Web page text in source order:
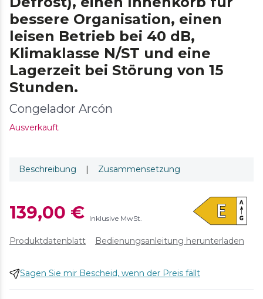
bessere Organisation, einen
leisen Betrieb bei 40 dB,
Klimaklasse N/ST und eine
Lagerzeit bei Störung von 15
Stunden.
Congelador Arcón
Ausverkauft
Beschreibung | Zusammensetzung
139,00 € Inklusive MwSt.
Produktdatenblatt Bedienungsanleitung herunterladen
Sagen Sie mir Bescheid, wenn der Preis fällt